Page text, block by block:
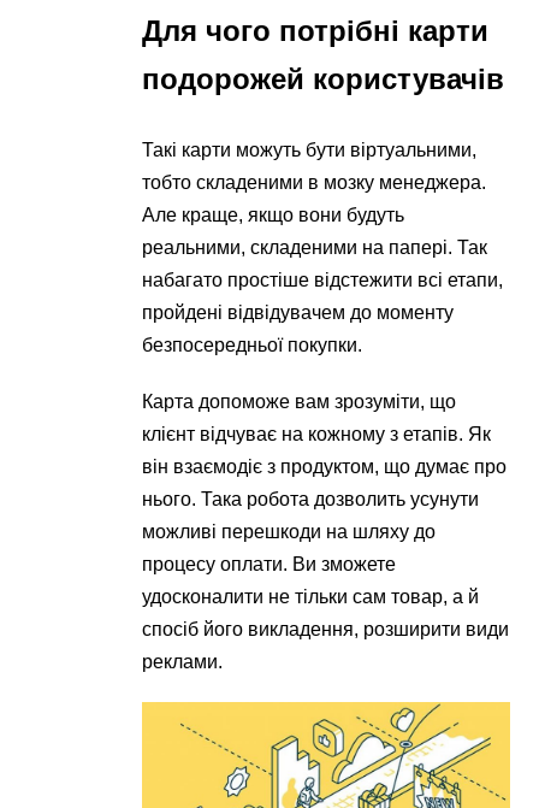
Для чого потрібні карти
подорожей користувачів
Такі карти можуть бути віртуальними,
тобто складеними в мозку менеджера.
Але краще, якщо вони будуть
реальними, складеними на папері. Так
набагато простіше відстежити всі етапи,
пройдені відвідувачем до моменту
безпосередньої покупки.
Карта допоможе вам зрозуміти, що
клієнт відчуває на кожному з етапів. Як
він взаємодіє з продуктом, що думає про
нього. Така робота дозволить усунути
можливі перешкоди на шляху до
процесу оплати. Ви зможете
удосконалити не тільки сам товар, а й
спосіб його викладення, розширити види
реклами.